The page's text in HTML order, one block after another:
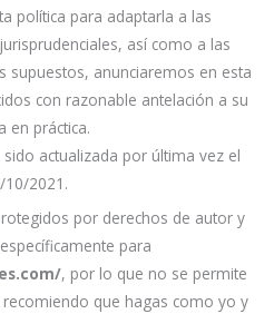
política para adaptarla a las
así como a las
supuestos, anunciaremos en esta
con razonable antelación a su
en práctica.
actualizada por última vez el
10/2021.
por derechos de autor y
para
, por lo que no se permite
que hagas como yo y